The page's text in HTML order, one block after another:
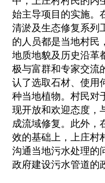
始主导项目的实施。
清淤及生态修复系列
的人员都是当地村民
地质地貌及历史沿革
极与富群和专家交流
认了选取石材、使用
种当地植物。村民对
现开放和欢迎态度，
成流域修复。此外，
效的基础上，上庄村
沟通当地污水处理的
政府建设污水管道的